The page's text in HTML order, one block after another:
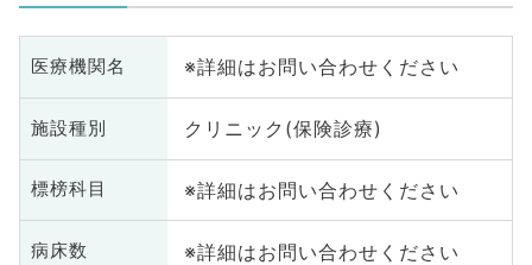
医療機関名 ※詳細はお問い合わせください
施設種別 クリニック(保険診療)
標榜科目 ※詳細はお問い合わせください
病床数 ※詳細はお問い合わせください